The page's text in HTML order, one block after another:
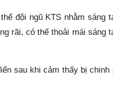
đội ngũ KTS nhằm sáng
rãi, có thể thoải mái sáng
sau khi cảm thấy bị